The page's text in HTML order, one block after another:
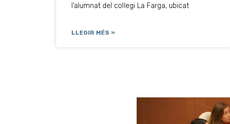
l’alumnat del col·legi La Farga, ubicat
LLEGIR MÉS »